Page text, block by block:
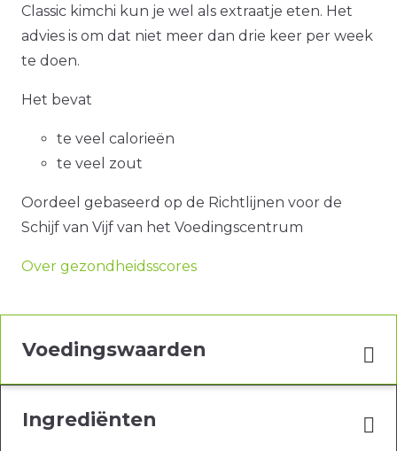
Classic kimchi kun je wel als extraatje eten. Het
advies is om dat niet meer dan drie keer per week
te doen.
Het bevat
te veel calorieën
te veel zout
Oordeel gebaseerd op de Richtlijnen voor de
Schijf van Vijf van het Voedingscentrum
Over gezondheidsscores
Voedingswaarden
Ingrediënten